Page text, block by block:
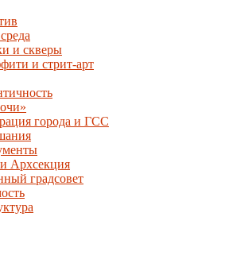
и скверы
и стрит-арт
города и ГСС
Архсекция
градсовет